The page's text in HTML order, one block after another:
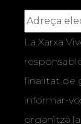
La Xarxa
finalitat de
informar-
organitza